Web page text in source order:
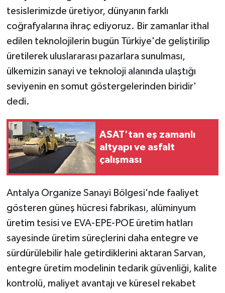
tesislerimizde üretiyor, dünyanın farklı
coğrafyalarına ihraç ediyoruz. Bir zamanlar ithal
edilen teknolojilerin bugün Türkiye'de geliştirilip
üretilerek uluslararası pazarlara sunulması,
ülkemizin sanayi ve teknoloji alanında ulaştığı
seviyenin en somut göstergelerinden biridir'
dedi.
ASAT'tan eş zamanlı
altyapı ve asfalt
çalışması
Antalya Organize Sanayi Bölgesi'nde faaliyet
gösteren güneş hücresi fabrikası, alüminyum
üretim tesisi ve EVA-EPE-POE üretim hatları
sayesinde üretim süreçlerini daha entegre ve
sürdürülebilir hale getirdiklerini aktaran Sarvan,
entegre üretim modelinin tedarik güvenliği, kalite
kontrolü, maliyet avantajı ve küresel rekabet